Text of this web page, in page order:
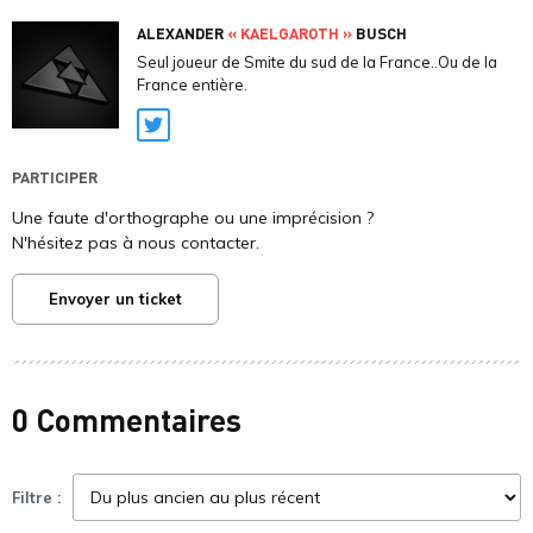
ALEXANDER « KAELGAROTH » BUSCH
Seul joueur de Smite du sud de la France..Ou de la
France entière.
Twitter
PARTICIPER
Une faute d'orthographe ou une imprécision ?
N'hésitez pas à nous contacter.
Envoyer un ticket
0 Commentaires
Filtre :